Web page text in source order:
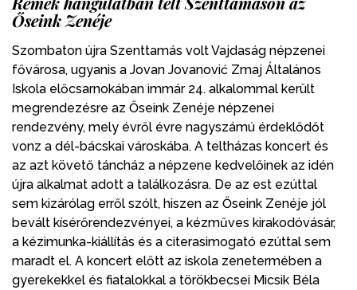
Őseink Zenéje
Szombaton újra Szenttamás volt Vajdaság népzenei
fővárosa, ugyanis a Jovan Jovanović Zmaj Általános
Iskola előcsarnokában immár 24. alkalommal került
megrendezésre az Őseink Zenéje népzenei
rendezvény, mely évről évre nagyszámú érdeklődőt
vonz a dél-bácskai városkába. A teltházas koncert és
az azt követő táncház a népzene kedvelőinek az idén
újra alkalmat adott a találkozásra. De az est ezúttal
sem kizárólag erről szólt, hiszen az Őseink Zenéje jól
bevált kísérőrendezvényei, a kézműves kirakodóvásár,
a kézimunka-kiállítás és a citerasimogató ezúttal sem
maradt el. A koncert előtt az iskola zenetermében a
gyerekekkel és fiatalokkal a törökbecsei Micsik Béla